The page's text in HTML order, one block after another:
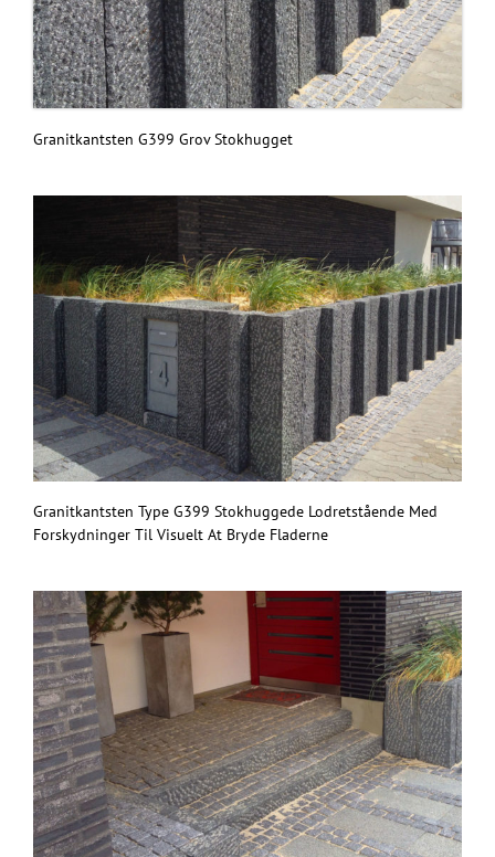
Granitkantsten G399 Grov Stokhugget
Granitkantsten Type G399 Stokhuggede Lodretstående Med
Forskydninger Til Visuelt At Bryde Fladerne